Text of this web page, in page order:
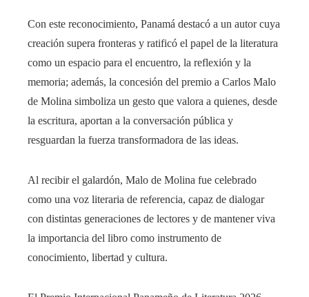
Con este reconocimiento, Panamá destacó a un autor cuya
creación supera fronteras y ratificó el papel de la literatura
como un espacio para el encuentro, la reflexión y la
memoria; además, la concesión del premio a Carlos Malo
de Molina simboliza un gesto que valora a quienes, desde
la escritura, aportan a la conversación pública y
resguardan la fuerza transformadora de las ideas.
Al recibir el galardón, Malo de Molina fue celebrado
como una voz literaria de referencia, capaz de dialogar
con distintas generaciones de lectores y de mantener viva
la importancia del libro como instrumento de
conocimiento, libertad y cultura.